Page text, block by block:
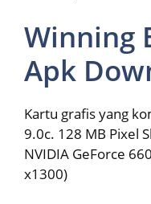
Winning
Apk
Kartu grafis yang
9.0c. 128 MB Pixel
NVIDIA GeForce
x1300)